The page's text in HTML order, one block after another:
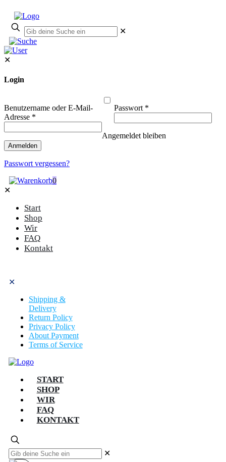
✕
✕
Login
Benutzername oder E-Mail-
Adresse *
Passwort *
Angemeldet bleiben
Anmelden
Passwort vergessen?
0
✕
Start
Shop
Wir
FAQ
Kontakt
✕
Shipping &
Delivery
Return Policy
Privacy Policy
About Payment
Terms of Service
START
SHOP
WIR
FAQ
KONTAKT
✕